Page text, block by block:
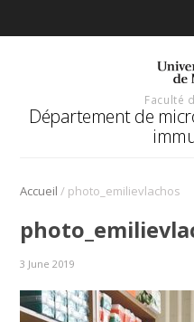
Faculté
Département de
Accueil / photo_emilievlachos
3 June 2019